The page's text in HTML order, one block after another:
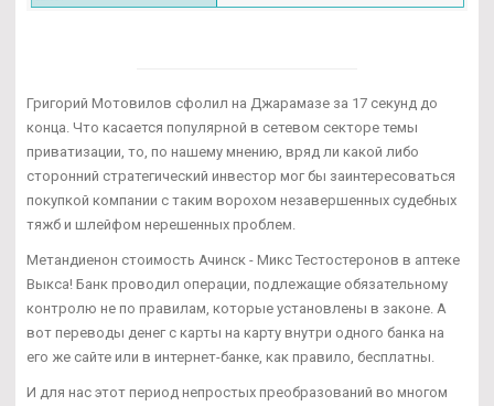
Григорий Мотовилов сфолил на Джарамазе за 17 секунд до
конца. Что касается популярной в сетевом секторе темы
приватизации, то, по нашему мнению, вряд ли какой либо
сторонний стратегический инвестор мог бы заинтересоваться
покупкой компании с таким ворохом незавершенных судебных
тяжб и шлейфом нерешенных проблем.
Метандиенон стоимость Ачинск - Микс Тестостеронов в аптеке
Выкса! Банк проводил операции, подлежащие обязательному
контролю не по правилам, которые установлены в законе. А
вот переводы денег с карты на карту внутри одного банка на
его же сайте или в интернет-банке, как правило, бесплатны.
И для нас этот период непростых преобразований во многом